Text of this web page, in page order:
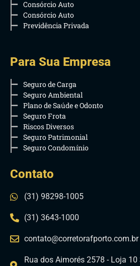
Consórcio Auto
Consórcio Auto
Previdência Privada
Para Sua Empresa
Seguro de Carga
Seguro Ambiental
Plano de Saúde e Odonto
Seguro Frota
Riscos Diversos
Seguro Patrimonial
Seguro Condomínio
Contato
(31) 98298-1005
(31) 3643-1000
contato@corretorafporto.com.br
Rua dos Aimorés 2578 - Loja